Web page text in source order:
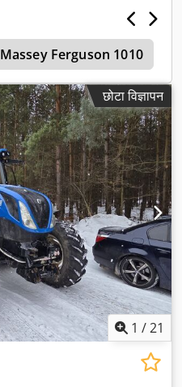
Massey Ferguson 1010
छोटा विज्ञापन
1 /21